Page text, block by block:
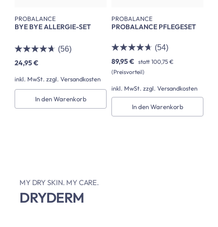
PROBALANCE
BYE BYE ALLERGIE-SET
(56)
24,95 €
inkl. MwSt. zzgl. Versandkosten
In den Warenkorb
PROBALANCE
PROBALANCE PFLEGESET
(54)
89,95 € statt 100,75 €
(Preisvorteil)
inkl. MwSt. zzgl. Versandkosten
In den Warenkorb
MY DRY SKIN. MY CARE.
DRYDERM